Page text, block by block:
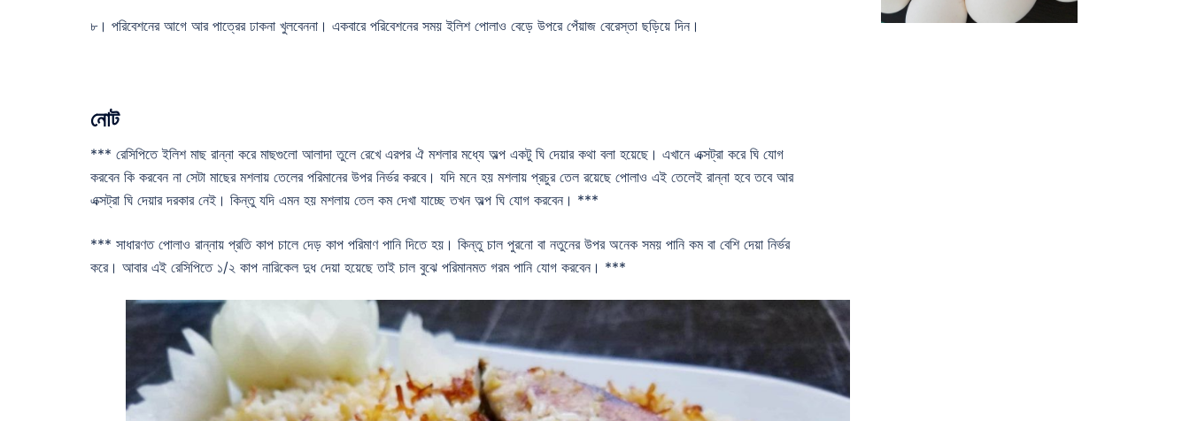
৮। পরিবেশনের আগে আর পাত্রের ঢাকনা খুলবেননা। একবারে পরিবেশনের সময় ইলিশ পোলাও বেড়ে উপরে পেঁয়াজ বেরেস্তা ছড়িয়ে দিন।
নোট
*** রেসিপিতে ইলিশ মাছ রান্না করে মাছগুলো আলাদা তুলে রেখে এরপর ঐ মশলার মধ্যে অল্প একটু ঘি দেয়ার কথা বলা হয়েছে। এখানে এক্সট্রা করে ঘি যোগ
করবেন কি করবেন না সেটা মাছের মশলায় তেলের পরিমানের উপর নির্ভর করবে। যদি মনে হয় মশলায় প্রচুর তেল রয়েছে পোলাও এই তেলেই রান্না হবে তবে আর
এক্সট্রা ঘি দেয়ার দরকার নেই। কিন্তু যদি এমন হয় মশলায় তেল কম দেখা যাচ্ছে তখন অল্প ঘি যোগ করবেন। ***
*** সাধারণত পোলাও রান্নায় প্রতি কাপ চালে দেড় কাপ পরিমাণ পানি দিতে হয়। কিন্তু চাল পুরনো বা নতুনের উপর অনেক সময় পানি কম বা বেশি দেয়া নির্ভর
করে। আবার এই রেসিপিতে ১/২ কাপ নারিকেল দুধ দেয়া হয়েছে তাই চাল বুঝে পরিমানমত গরম পানি যোগ করবেন। ***